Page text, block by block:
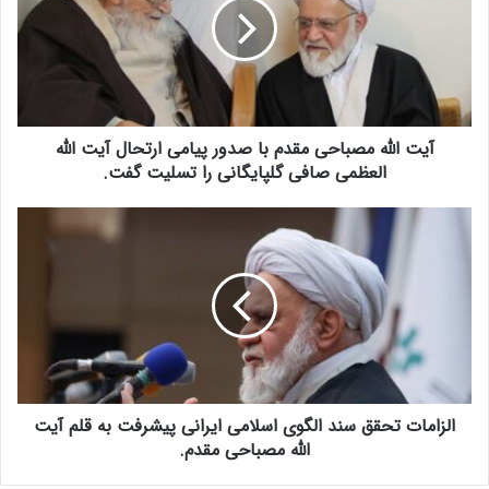
ص
د
آیت الله مصباحی مقدم با صدور پیامی ارتحال آیت الله
العظمی صافی گلپایگانی را تسلیت گفت.
ح
الزامات تحقق سند الگوی اسلامی ایرانی پیشرفت به قلم آیت
الله مصباحی مقدم.